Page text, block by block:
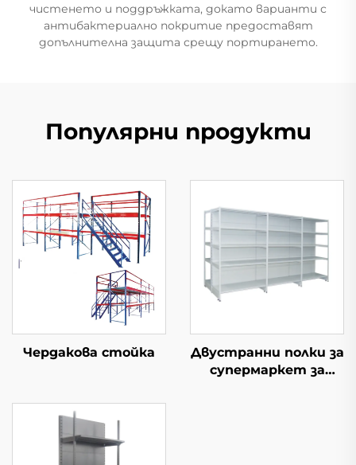
чистенето и поддръжката, докато варианти с
антибактериално покритие предоставят
допълнителна защита срещу портирането.
Популярни продукти
Чердакова стойка
Двустранни полки за
супермаркет за